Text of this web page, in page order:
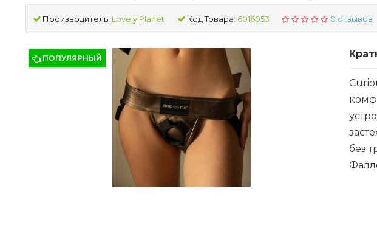
Производитель: Lovely Planet Код Товара: 6016053 0 отзывов
ПОПУЛЯРНЫЙ
без